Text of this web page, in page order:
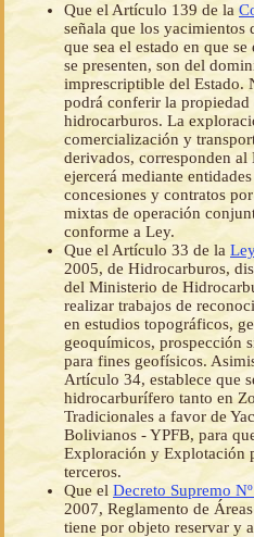
Que el Artículo 139 de la
señala que los yacimientos
que sea el estado en que
se presenten, son del
imprescriptible del Estado.
podrá conferir la propiedad
hidrocarburos. La
comercialización y
derivados, corresponden al
ejercerá mediante
concesiones y contratos
mixtas de operación
conforme a Ley.
Que el Artículo 33 de la
2005, de Hidrocarburos,
del Ministerio de
realizar trabajos de
en estudios topográficos,
geoquímicos, prospección
para fines geofísicos.
Artículo 34, establece que
hidrocarburífero tanto en
Tradicionales a favor de
Bolivianos - YPFB, para
Exploración y Explotación
terceros.
Que el Decreto Supremo
2007, Reglamento de
tiene por objeto reservar y